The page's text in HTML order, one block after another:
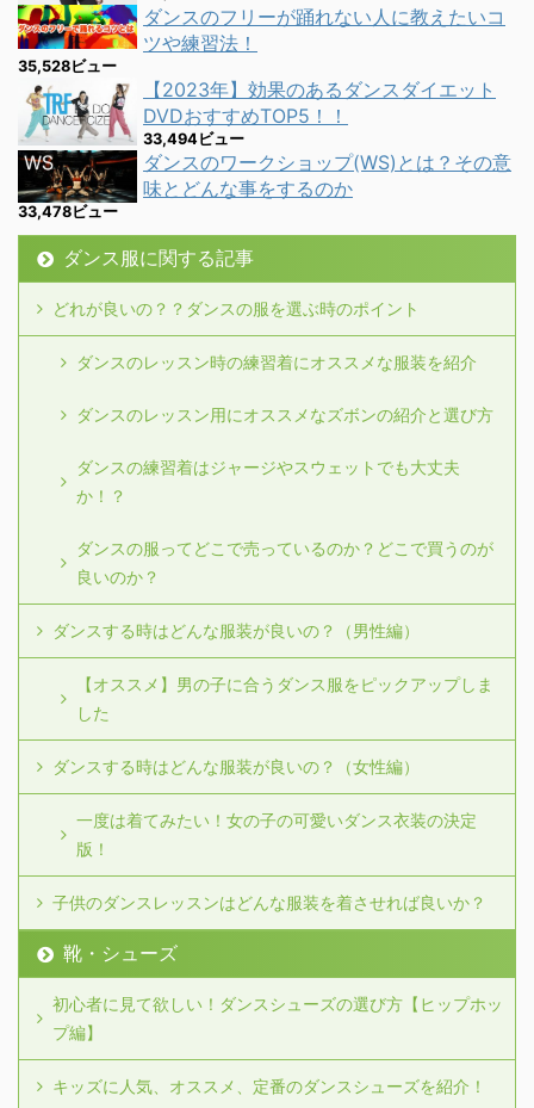
ダンスのフリーが踊れない人に教えたいコ
ツや練習法！
35,528ビュー
【2023年】効果のあるダンスダイエット
DVDおすすめTOP5！！
33,494ビュー
ダンスのワークショップ(WS)とは？その意
味とどんな事をするのか
33,478ビュー
ダンス服に関する記事
どれが良いの？？ダンスの服を選ぶ時のポイント
ダンスのレッスン時の練習着にオススメな服装を紹介
ダンスのレッスン用にオススメなズボンの紹介と選び方
ダンスの練習着はジャージやスウェットでも大丈夫
か！？
ダンスの服ってどこで売っているのか？どこで買うのが
良いのか？
ダンスする時はどんな服装が良いの？（男性編）
【オススメ】男の子に合うダンス服をピックアップしま
した
ダンスする時はどんな服装が良いの？（女性編）
一度は着てみたい！女の子の可愛いダンス衣装の決定
版！
子供のダンスレッスンはどんな服装を着させれば良いか？
靴・シューズ
初心者に見て欲しい！ダンスシューズの選び方【ヒップホッ
プ編】
キッズに人気、オススメ、定番のダンスシューズを紹介！